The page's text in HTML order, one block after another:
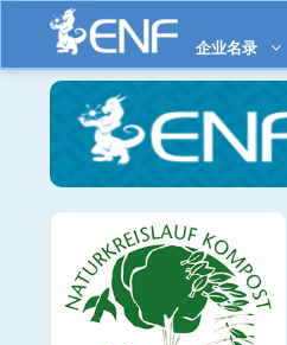
企业名录